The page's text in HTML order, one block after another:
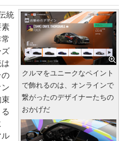
クルマをユニークなペイント
で飾れるのは、オンラインで
繋がったのデザイナーたちの
おかげだ
統
素
ズ
の
ル